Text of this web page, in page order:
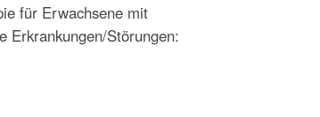
für Erwachsene mit
Erkrankungen/Störungen: